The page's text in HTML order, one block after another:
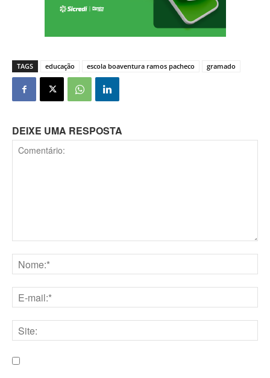
TAGS educação escola boaventura ramos pacheco gramado
DEIXE UMA RESPOSTA
mail:*